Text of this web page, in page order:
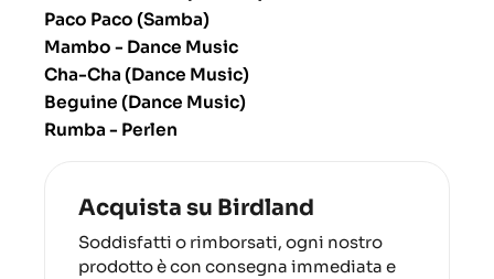
Paco Paco (Samba)
Mambo - Dance Music
Cha-Cha (Dance Music)
Beguine (Dance Music)
Rumba - Perlen
Acquista su Birdland
Soddisfatti o rimborsati, ogni nostro
prodotto è con consegna immediata e